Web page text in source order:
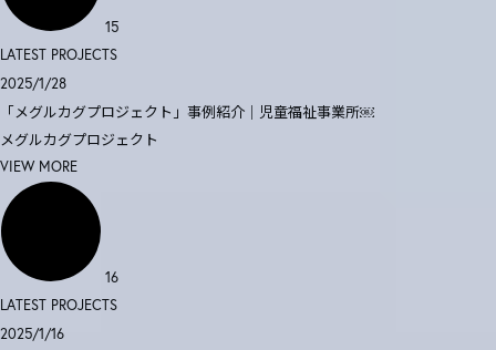
15
LATEST PROJECTS
2025/1/28
「メグルカグプロジェクト」事例紹介｜児童福祉事業所￼
メグルカグプロジェクト
VIEW MORE
16
LATEST PROJECTS
2025/1/16